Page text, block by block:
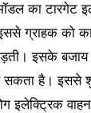
का टारगेट
ग्राहक को
इसके
सकता है। इससे
इलेक्ट्रिक